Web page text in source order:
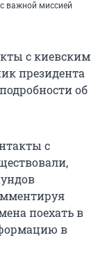
важной миссией
с киевским
президента
об
с
поехать в
в